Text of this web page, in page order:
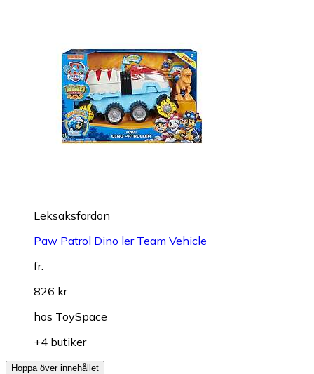
Leksaksfordon
Paw Patrol Dino ler Team Vehicle
fr.
826 kr
hos ToySpace
+4 butiker
Hoppa över innehållet